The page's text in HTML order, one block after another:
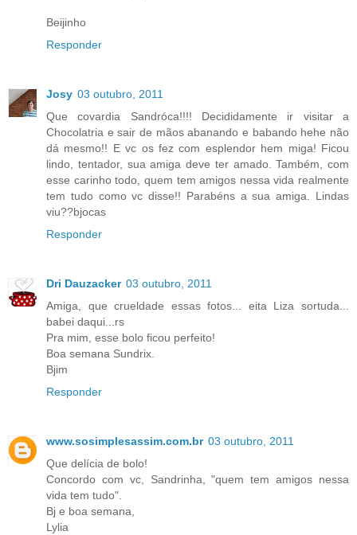
Beijinho
Responder
Josy 03 outubro, 2011
Que covardia Sandróca!!!! Decididamente ir visitar a
Chocolatria e sair de mãos abanando e babando hehe não
dá mesmo!! E vc os fez com esplendor hem miga! Ficou
lindo, tentador, sua amiga deve ter amado. Também, com
esse carinho todo, quem tem amigos nessa vida realmente
tem tudo como vc disse!! Parabéns a sua amiga. Lindas
viu??bjocas
Responder
Dri Dauzacker 03 outubro, 2011
Amiga, que crueldade essas fotos... eita Liza sortuda...
babei daqui...rs
Pra mim, esse bolo ficou perfeito!
Boa semana Sundrix.
Bjim
Responder
www.sosimplesassim.com.br 03 outubro, 2011
Que delícia de bolo!
Concordo com vc, Sandrinha, "quem tem amigos nessa
vida tem tudo".
Bj e boa semana,
Lylia